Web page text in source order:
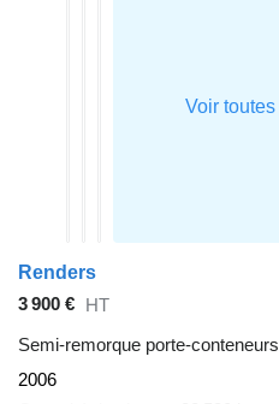
Renders
3 900 € HT
Semi-remorque porte-conteneurs
2006